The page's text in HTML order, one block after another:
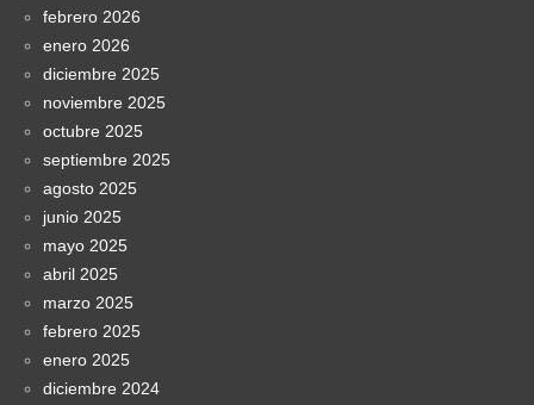
febrero 2026
enero 2026
diciembre 2025
noviembre 2025
octubre 2025
septiembre 2025
agosto 2025
junio 2025
mayo 2025
abril 2025
marzo 2025
febrero 2025
enero 2025
diciembre 2024